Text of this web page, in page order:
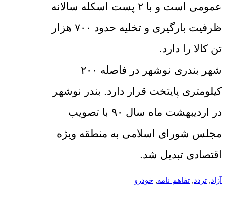
عمومی است و با ۲ پست اسکله سالانه
ظرفیت بارگیری و تخلیه حدود ۷۰۰ هزار
تن کالا را دارد.
شهر بندری نوشهر در فاصله ۲۰۰
کیلومتری پایتخت قرار دارد. بندر نوشهر
در اردیبهشت ماه سال ۹۰ با تصویب
مجلس شورای اسلامی به منطقه ویژه
اقتصادی تبدیل شد.
آزاد, تردد, تفاهم نامه, خودرو